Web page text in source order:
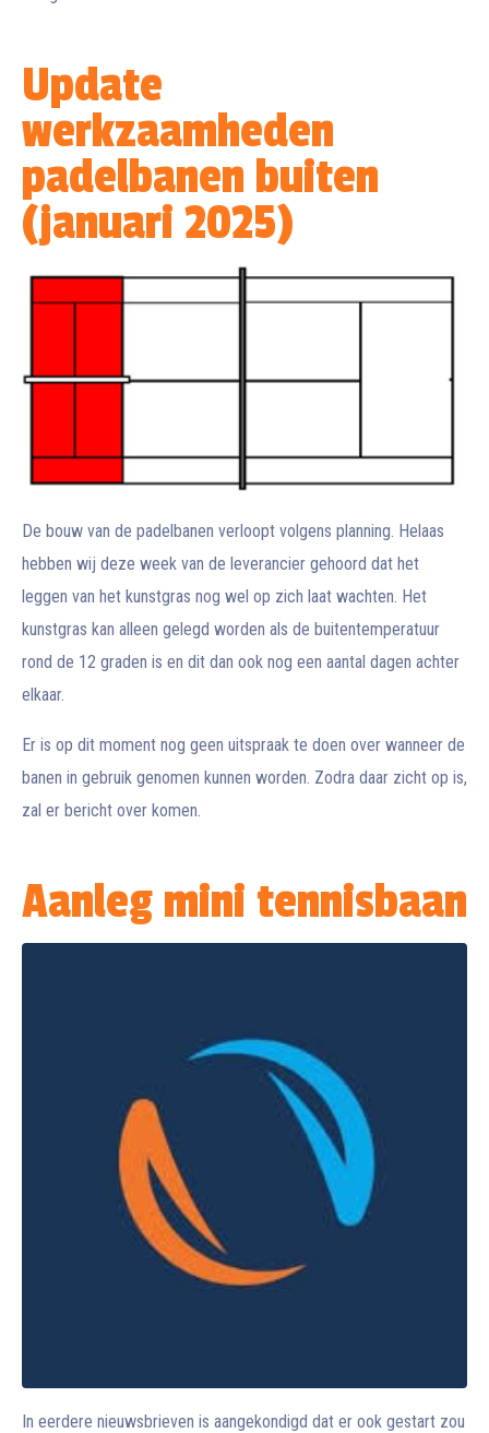
Update
werkzaamheden
padelbanen buiten
(januari 2025)
De bouw van de padelbanen verloopt volgens planning. Helaas
hebben wij deze week van de leverancier gehoord dat het
leggen van het kunstgras nog wel op zich laat wachten. Het
kunstgras kan alleen gelegd worden als de buitentemperatuur
rond de 12 graden is en dit dan ook nog een aantal dagen achter
elkaar.
Er is op dit moment nog geen uitspraak te doen over wanneer de
banen in gebruik genomen kunnen worden. Zodra daar zicht op is,
zal er bericht over komen.
Aanleg mini tennisbaan
In eerdere nieuwsbrieven is aangekondigd dat er ook gestart zou